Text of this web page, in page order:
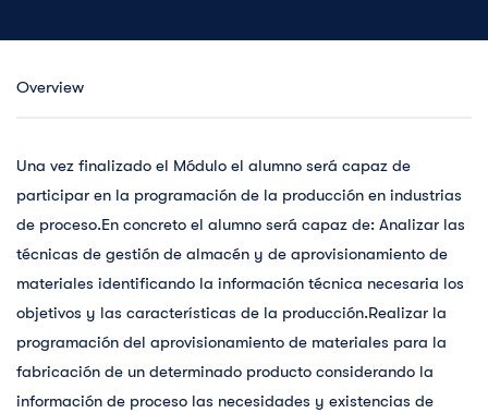
Overview
Una vez finalizado el Módulo el alumno será capaz de
participar en la programación de la producción en industrias
de proceso.En concreto el alumno será capaz de: Analizar las
técnicas de gestión de almacén y de aprovisionamiento de
materiales identificando la información técnica necesaria los
objetivos y las características de la producción.Realizar la
programación del aprovisionamiento de materiales para la
fabricación de un determinado producto considerando la
información de proceso las necesidades y existencias de